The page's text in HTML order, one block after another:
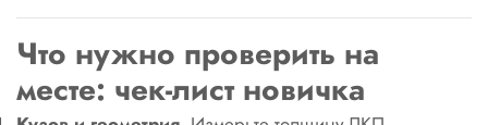
Что нужно проверить на
месте: чек-лист новичка